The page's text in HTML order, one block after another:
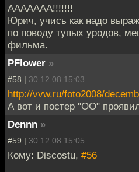
ААААААА!!!!!!!
Юрич, учись как надо
по поводу тупых уродов,
фильма.
PFlower »
#58 | 30.12.08 15:03
http://vvw.ru/foto2008/
А вот и постер "ОО"
Dennn »
#59 | 30.12.08 15:05
Кому: Discostu, #56